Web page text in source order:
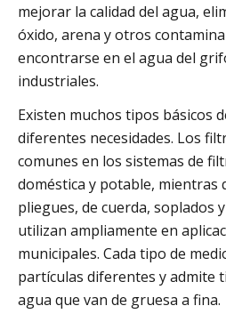
mejorar la calidad del agua,
óxido, arena y otros
encontrarse en el agua del
industriales.
Existen muchos tipos básicos
diferentes necesidades. Los
comunes en los sistemas de
doméstica y potable, mientras
pliegues, de cuerda, soplados
utilizan ampliamente en
municipales. Cada tipo de
partículas diferentes y admite
agua que van de gruesa a fina.